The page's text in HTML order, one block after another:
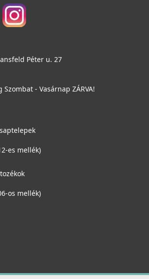
Péter u. 27
Szombat - Vasárnap ZÁRVA!
es mellék)
os mellék)